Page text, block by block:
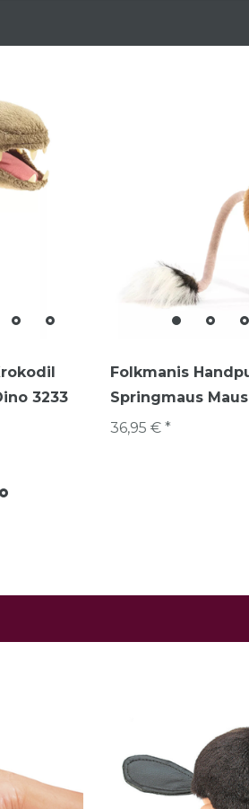
3233
Folkmanis
Springmaus
36,95 € *